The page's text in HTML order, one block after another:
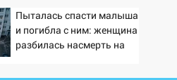
Пыталась спасти малыша
и погибла с ним: женщина
разбилась насмерть на